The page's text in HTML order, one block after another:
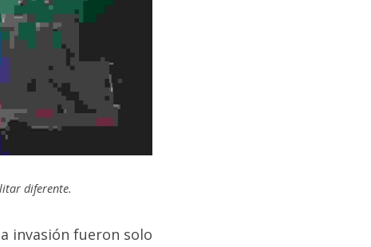
diferente.
invasión fueron solo